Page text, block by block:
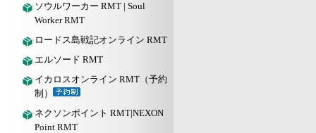
ソウルワーカー RMT | Soul
Worker RMT
ロードス島戦記オンライン RMT
エルソード RMT
イカロスオンライン RMT（予約
制）
ネクソンポイント RMT|NEXON
Point RMT